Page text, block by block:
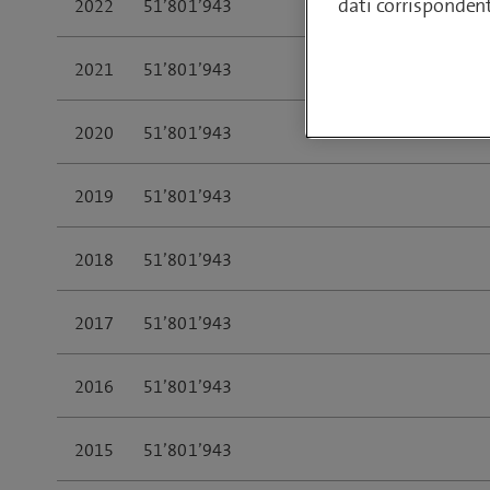
2022 51’801’943
2021 51’801’943
2020 51’801’943
2019 51’801’943
2018 51’801’943
2017 51’801’943
2016 51’801’943
2015 51’801’943
dati